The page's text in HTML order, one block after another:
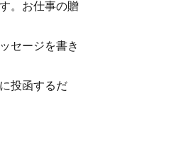
。お仕事の贈
セージを書き
投函するだ